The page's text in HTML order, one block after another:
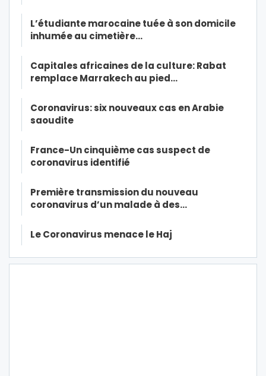
L’étudiante marocaine tuée à son domicile
inhumée au cimetière…
Capitales africaines de la culture: Rabat
remplace Marrakech au pied…
Coronavirus: six nouveaux cas en Arabie
saoudite
France-Un cinquième cas suspect de
coronavirus identifié
Première transmission du nouveau
coronavirus d’un malade à des…
Le Coronavirus menace le Haj